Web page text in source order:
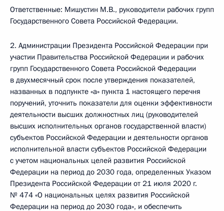
Ответственные: Мишустин М.В., руководители рабочих групп
Государственного Совета Российской Федерации.
2. Администрации Президента Российской Федерации при
участии Правительства Российской Федерации и рабочих
групп Государственного Совета Российской Федерации
в двухмесячный срок после утверждения показателей,
названных в подпункте «а» пункта 1 настоящего перечня
поручений, уточнить показатели для оценки эффективности
деятельности высших должностных лиц (руководителей
высших исполнительных органов государственной власти)
субъектов Российской Федерации и деятельности органов
исполнительной власти субъектов Российской Федерации
с учетом национальных целей развития Российской
Федерации на период до 2030 года, определенных Указом
Президента Российской Федерации от 21 июля 2020 г.
№ 474 «О национальных целях развития Российской
Федерации на период до 2030 года», и обеспечить